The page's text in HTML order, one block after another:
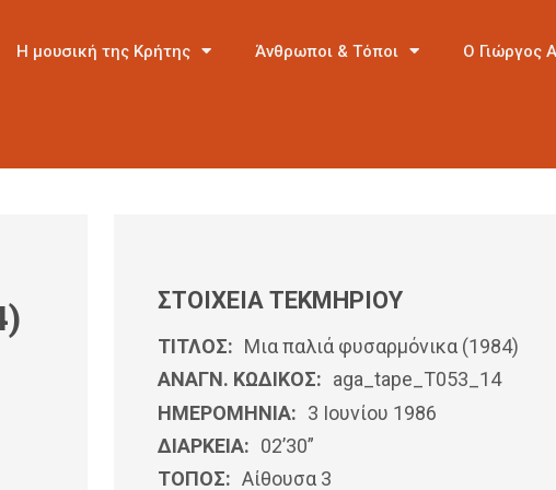
Η μουσική της Κρήτης Άνθρωποι & Τόποι Ο Γιώργος
ΣΤΟΙΧΕΙΑ ΤΕΚΜΗΡΙΟΥ
ΤΙΤΛΟΣ: Μια παλιά φυσαρμόνικα (1984)
ΑΝΑΓΝ. ΚΩΔΙΚΟΣ: aga_tape_T053_14
ΗΜΕΡΟΜΗΝΊΑ: 3 Ιουνίου 1986
ΔΙΑΡΚΕΙΑ: 02’30”
ΤΟΠΟΣ: Αίθουσα 3